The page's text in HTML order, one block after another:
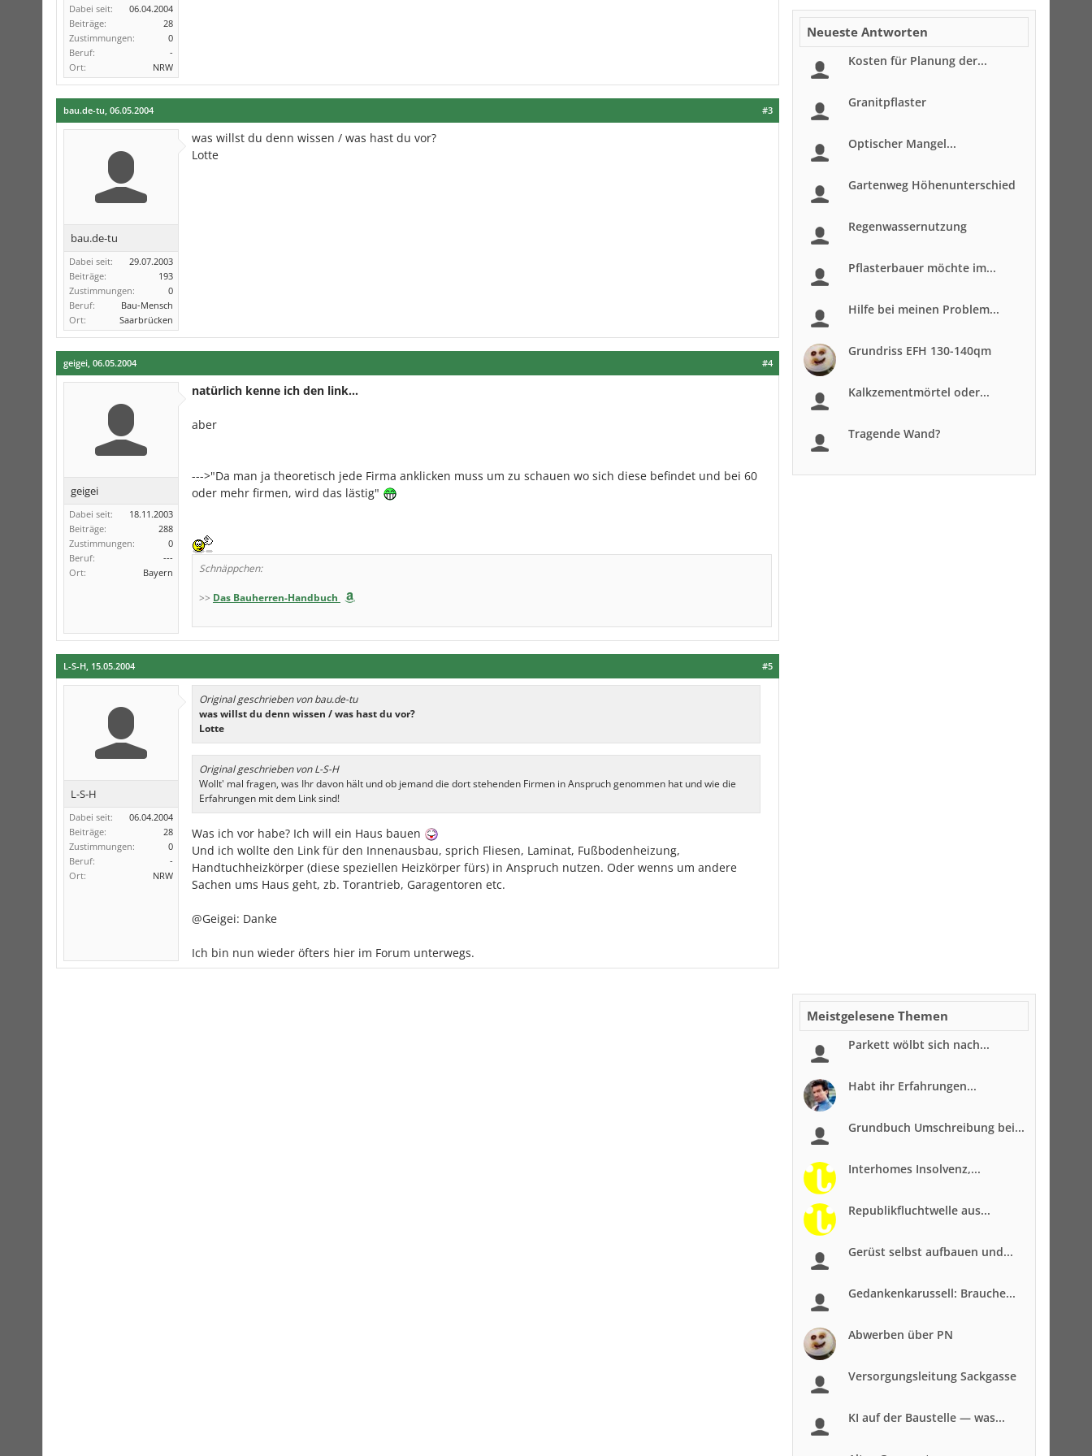
Dabei seit:
06.04.2004
Beiträge:
28
Zustimmungen:
0
Beruf:
-
Ort:
NRW
#3
bau.de-tu, 06.05.2004
bau.de-tu
Dabei seit:
29.07.2003
Beiträge:
193
Zustimmungen:
0
Beruf:
Bau-Mensch
Ort:
Saarbrücken
was willst du denn wissen / was hast du vor?
Lotte
#4
geigei, 06.05.2004
geigei
Dabei seit:
18.11.2003
Beiträge:
288
Zustimmungen:
0
Beruf:
---
Ort:
Bayern
natürlich kenne ich den link...
aber
--->"Da man ja theoretisch jede Firma anklicken muss um zu schauen wo sich diese befindet und bei 60
oder mehr firmen, wird das lästig"
Schnäppchen:
>> Das Bauherren-Handbuch
#5
L-S-H, 15.05.2004
L-S-H
Dabei seit:
06.04.2004
Beiträge:
28
Zustimmungen:
0
Beruf:
-
Ort:
NRW
Original geschrieben von bau.de-tu
was willst du denn wissen / was hast du vor?
Lotte
Original geschrieben von L-S-H
Wollt' mal fragen, was Ihr davon hält und ob jemand die dort stehenden Firmen in Anspruch genommen hat und wie die
Erfahrungen mit dem Link sind!
Was ich vor habe? Ich will ein Haus bauen
Und ich wollte den Link für den Innenausbau, sprich Fliesen, Laminat, Fußbodenheizung,
Handtuchheizkörper (diese speziellen Heizkörper fürs) in Anspruch nutzen. Oder wenns um andere
Sachen ums Haus geht, zb. Torantrieb, Garagentoren etc.
@Geigei: Danke
Ich bin nun wieder öfters hier im Forum unterwegs.
Neueste Antworten
Kosten für Planung der...
Granitpflaster
Optischer Mangel...
Gartenweg Höhenunterschied
Regenwassernutzung
Pflasterbauer möchte im...
Hilfe bei meinen Problem...
Grundriss EFH 130-140qm
Kalkzementmörtel oder...
Tragende Wand?
Meistgelesene Themen
Parkett wölbt sich nach...
Habt ihr Erfahrungen...
Grundbuch Umschreibung bei...
Interhomes Insolvenz,...
Republikfluchtwelle aus...
Gerüst selbst aufbauen und...
Gedankenkarussell: Brauche...
Abwerben über PN
Versorgungsleitung Sackgasse
KI auf der Baustelle — was...